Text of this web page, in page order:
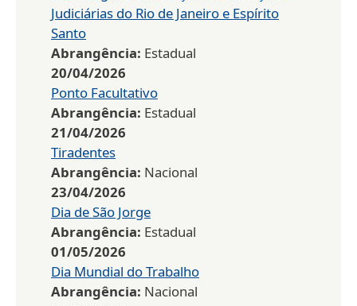
Judiciárias do Rio de Janeiro e Espírito
Santo
Abrangência: Estadual
20/04/2026
Ponto Facultativo
Abrangência: Estadual
21/04/2026
Tiradentes
Abrangência: Nacional
23/04/2026
Dia de São Jorge
Abrangência: Estadual
01/05/2026
Dia Mundial do Trabalho
Abrangência: Nacional